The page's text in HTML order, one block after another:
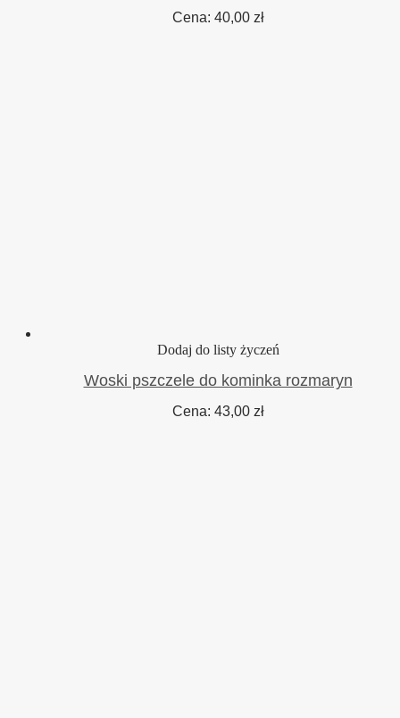
Cena: 40,00 zł
Dodaj do listy życzeń
Woski pszczele do kominka rozmaryn
Cena: 43,00 zł